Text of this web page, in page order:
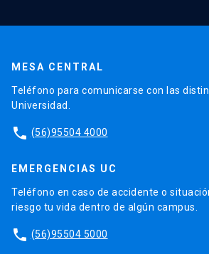
MESA CENTRAL
Teléfono para comunicarse con las
Universidad.
phone (56)95504 4000
EMERGENCIAS UC
Teléfono en caso de accidente o
riesgo tu vida dentro de algún campus.
phone (56)95504 5000